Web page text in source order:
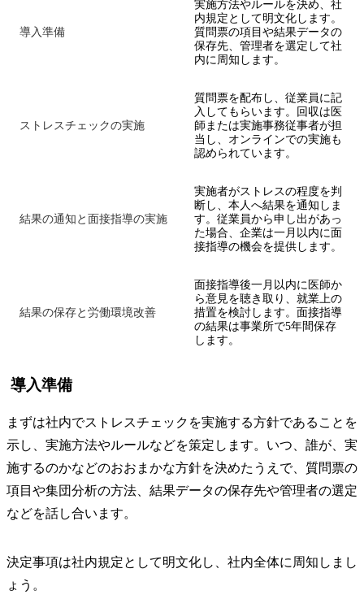
導入準備
実施方法やルールを決め、社
内規定として明文化します。
質問票の項目や結果データの
保存先、管理者を選定して社
内に周知します。
ストレスチェックの実施
質問票を配布し、従業員に記
入してもらいます。回収は医
師または実施事務従事者が担
当し、オンラインでの実施も
認められています。
結果の通知と面接指導の実施
実施者がストレスの程度を判
断し、本人へ結果を通知しま
す。従業員から申し出があっ
た場合、企業は一月以内に面
接指導の機会を提供します。
結果の保存と労働環境改善
面接指導後一月以内に医師か
ら意見を聴き取り、就業上の
措置を検討します。面接指導
の結果は事業所で5年間保存
します。
導入準備
まずは社内でストレスチェックを実施する方針であることを
示し、実施方法やルールなどを策定します。いつ、誰が、実
施するのかなどのおおまかな方針を決めたうえで、質問票の
項目や集団分析の方法、結果データの保存先や管理者の選定
などを話し合います。
決定事項は社内規定として明文化し、社内全体に周知しまし
ょう。